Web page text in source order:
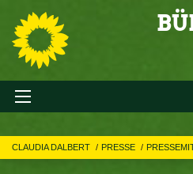
CLAUDIA DALBERT PRESSE